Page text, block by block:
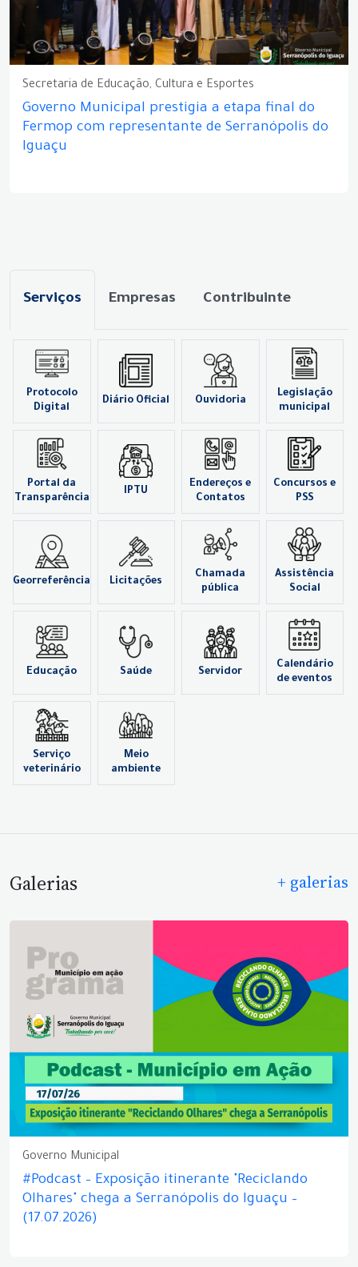
Secretaria de Educação, Cultura e Esportes
Governo Municipal prestigia a etapa final do
Fermop com representante de Serranópolis do
Iguaçu
Serviços Empresas Contribuinte
Protocolo
Digital
Diário Oficial Ouvidoria
Legislação
municipal
Portal da
Transparência
IPTU
Endereços e
Contatos
Concursos e
PSS
Georreferência Licitações
Chamada
pública
Assistência
Social
Educação Saúde Servidor
Calendário
de eventos
Serviço
veterinário
Meio
ambiente
Galerias + galerias
Governo Municipal
#Podcast – Exposição itinerante "Reciclando
Olhares" chega a Serranópolis do Iguaçu –
(17.07.2026)